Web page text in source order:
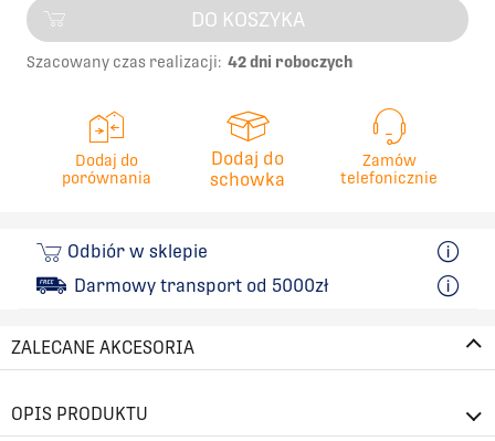
DO KOSZYKA
Szacowany czas realizacji: 42 dni roboczych
Dodaj do
porównania
Dodaj do
schowka
Zamów
telefonicznie
Odbiór w sklepie
Darmowy transport od 5000zł
ZALECANE AKCESORIA
OPIS PRODUKTU